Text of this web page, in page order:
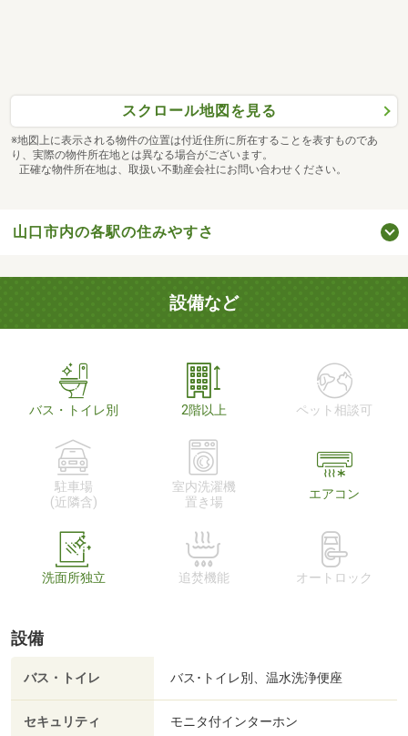
スクロール地図を見る
※地図上に表示される物件の位置は付近住所に所在することを表すものであ
り、実際の物件所在地とは異なる場合がございます。
正確な物件所在地は、取扱い不動産会社にお問い合わせください。
山口市内の各駅の住みやすさ
設備など
バス・トイレ別 2階以上 ペット相談可
駐車場
(近隣含)
室内洗濯機
置き場
エアコン
洗面所独立 追焚機能 オートロック
設備
バス・トイレ バス･トイレ別、温水洗浄便座
セキュリティ モニタ付インターホン